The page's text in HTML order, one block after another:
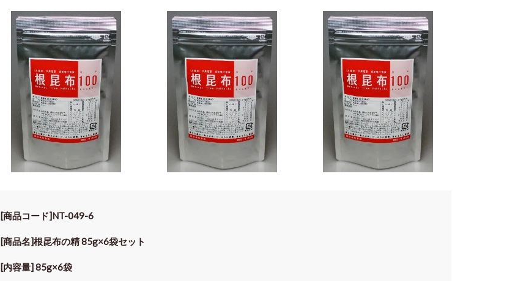
[商品コード]NT-049-6
[商品名]根昆布の精 85g×6袋セット
[内容量] 85g×6袋